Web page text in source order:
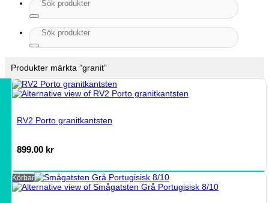
Sök
efter:
Sök
efter:
Produkter märkta ”granit”
RV2 Porto granitkantsten
899.00 kr
Körbar